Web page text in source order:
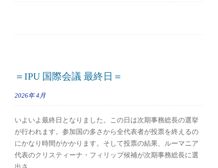
＝IPU 国際会議 最終日＝
2026年 4月
いよいよ最終日となりました。この日は次期事務総長の選挙
が行われます。参加国の多さから全代表者が投票を終えるの
にかなり時間がかかります。そして投票の結果、ルーマニア
代表のクリスティーナ・フィリップ候補が次期事務総長に選